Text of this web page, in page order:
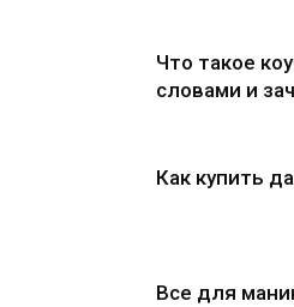
Что такое
словами и
Как купить
Все для